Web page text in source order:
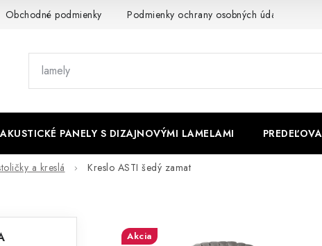
Obchodné podmienky Podmienky ochrany osobných údajov
AKUSTICKÉ PANELY S DIZAJNOVÝMI LAMELAMI
a kreslá Kreslo ASTI šedý zamat
Akcia